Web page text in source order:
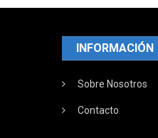
INFORMACIÓN
Sobre Nosotros
Contacto